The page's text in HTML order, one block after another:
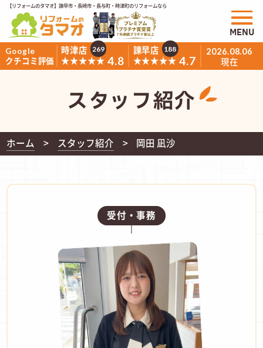
【リフォームのタマオ】諫早市・長崎市・長与町・時津町のリフォームなら
Google
クチコミ評価
時津店
★★★★★ 4.8
269
諫早店
★★★★★ 4.7
188 2026.08.06
現在
MENU
スタッフ紹介
ホーム スタッフ紹介 岡田 凪沙
受付・事務